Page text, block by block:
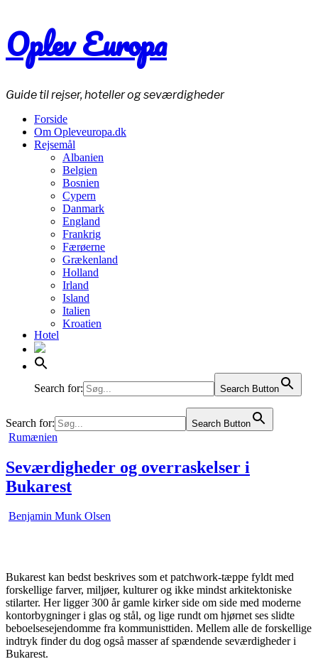
Oplev Europa
Guide til rejser, hoteller og seværdigheder
Forside
Om Opleveuropa.dk
Rejsemål
Albanien
Belgien
Bosnien
Cypern
Danmark
England
Frankrig
Færøerne
Grækenland
Holland
Irland
Island
Italien
Kroatien
Moldova
Norge
Portugal
Schweiz
Serbien
Slovakiet
Spanien
Ukraine
Ungarn
Østrig
Hotel
Search for: Search Button
Search for: Search Button
Posted
Rumænien
Seværdigheder og overraskelser i
Bukarest
Benjamin Munk Olsen
Bukarest kan bedst beskrives som et patchwork-tæppe fyldt med
forskellige farver, miljøer, kulturer og ikke mindst arkitektoniske
stilarter. Her ligger 300 år gamle kirker side om side med moderne
kontorbygninger i glas og stål, og lige rundt om hjørnet ses slidte
beboelsesejendomme fra kommunisttiden. Mellem alle de forskellige
indtryk finder du dog også masser af spændende seværdigheder i
Bukarest.